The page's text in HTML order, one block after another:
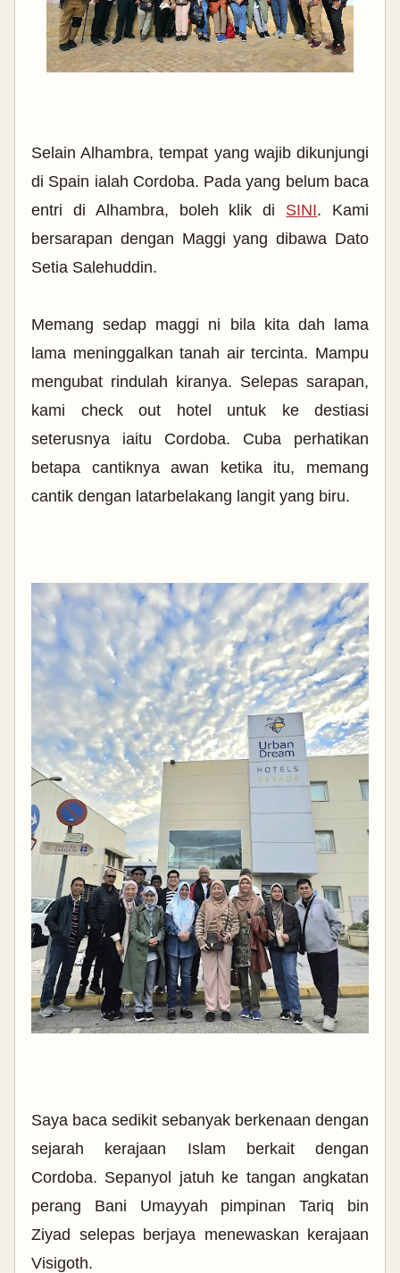
Selain Alhambra, tempat yang wajib dikunjungi
di Spain ialah Cordoba. Pada yang belum baca
entri di Alhambra, boleh klik di SINI. Kami
bersarapan dengan Maggi yang dibawa Dato
Setia Salehuddin.
Memang sedap maggi ni bila kita dah lama
lama meninggalkan tanah air tercinta. Mampu
mengubat rindulah kiranya. Selepas sarapan,
kami check out hotel untuk ke destiasi
seterusnya iaitu Cordoba. Cuba perhatikan
betapa cantiknya awan ketika itu, memang
cantik dengan latarbelakang langit yang biru.
Saya baca sedikit sebanyak berkenaan dengan
sejarah kerajaan Islam berkait dengan
Cordoba. Sepanyol jatuh ke tangan angkatan
perang Bani Umayyah pimpinan Tariq bin
Ziyad selepas berjaya menewaskan kerajaan
Visigoth.